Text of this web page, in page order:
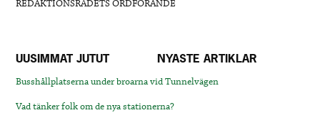
REDAKTIONSRÅDETS ORDFÖRANDE
UUSIMMAT JUTUT NYASTE ARTIKLAR
Busshållplatserna under broarna vid Tunnelvägen
Vad tänker folk om de nya stationerna?